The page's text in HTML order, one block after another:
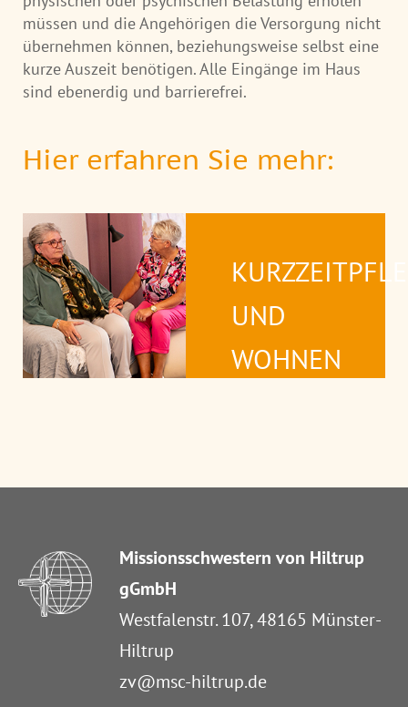
müssen und die Angehörigen die Versorgung nicht
übernehmen können, beziehungsweise selbst eine
kurze Auszeit benötigen. Alle Eingänge im Haus
sind ebenerdig und barrierefrei.
Hier erfahren Sie mehr:
UND
WOHNEN
Missionsschwestern von Hiltrup
gGmbH
Westfalenstr. 107, 48165 Münster-
Hiltrup
zv@msc-hiltrup.de